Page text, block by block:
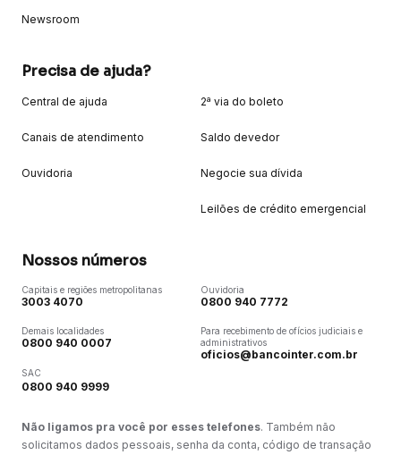
Newsroom
Precisa de ajuda?
Central de ajuda
Canais de atendimento
Ouvidoria
2ª via do boleto
Saldo devedor
Negocie sua dívida
Leilões de crédito emergencial
Nossos números
Capitais e regiões metropolitanas
3003 4070
Demais localidades
0800 940 0007
SAC
0800 940 9999
Ouvidoria
0800 940 7772
Para recebimento de ofícios judiciais e
administrativos
oficios@bancointer.com.br
Não ligamos pra você por esses telefones. Também não
solicitamos dados pessoais, senha da conta, código de transação